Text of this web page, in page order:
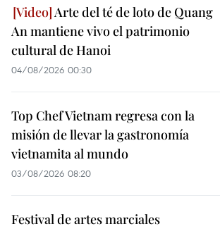
Arte del té de loto de Quang
An mantiene vivo el patrimonio
cultural de Hanoi
04/08/2026 00:30
Top Chef Vietnam regresa con la
misión de llevar la gastronomía
vietnamita al mundo
03/08/2026 08:20
Festival de artes marciales